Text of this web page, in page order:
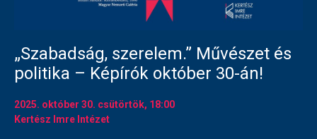
„Szabadság, szerelem.” Művészet és
politika – Képírók október 30-án!
2025. október 30. csütörtök, 18:00
Kertész Imre Intézet